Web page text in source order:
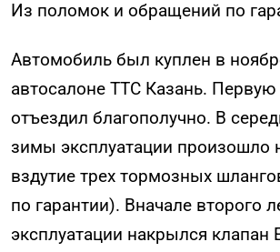
Из поломок и обращений по
Автомобиль был куплен в
автосалоне ТТС Казань.
отъездил благополучно. В
зимы эксплуатации произошло
вздутие трех тормозных
по гарантии). Вначале второго
эксплуатации накрылся клапан